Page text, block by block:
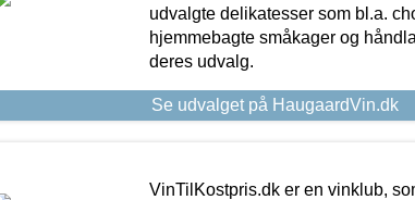
udvalgte delikatesser som bl.a.
hjemmebagte småkager og
deres udvalg.
Se udvalget på HaugaardVin.dk
VinTilKostpris.dk er en vinklub,